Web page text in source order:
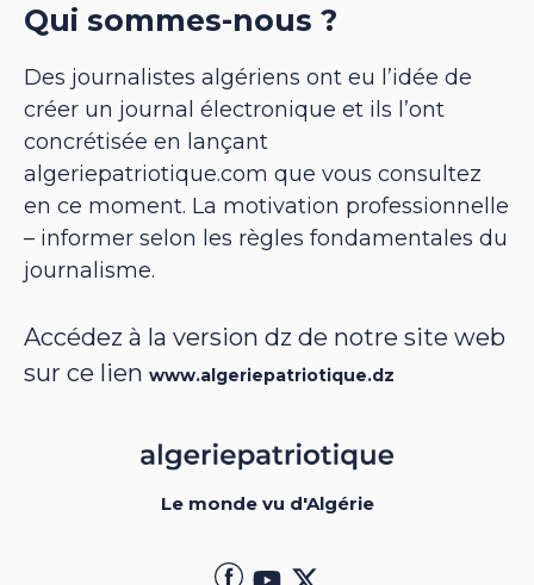
Qui sommes-nous ?
Des journalistes algériens ont eu l’idée de
créer un journal électronique et ils l’ont
concrétisée en lançant
algeriepatriotique.com que vous consultez
en ce moment. La motivation professionnelle
– informer selon les règles fondamentales du
journalisme.
Accédez à la version dz de notre site web
sur ce lien www.algeriepatriotique.dz
Le monde vu d'Algérie